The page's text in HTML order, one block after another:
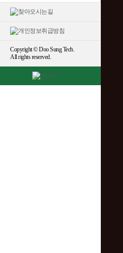
Copyright © Doo Sung Tech.
All rights reserved.